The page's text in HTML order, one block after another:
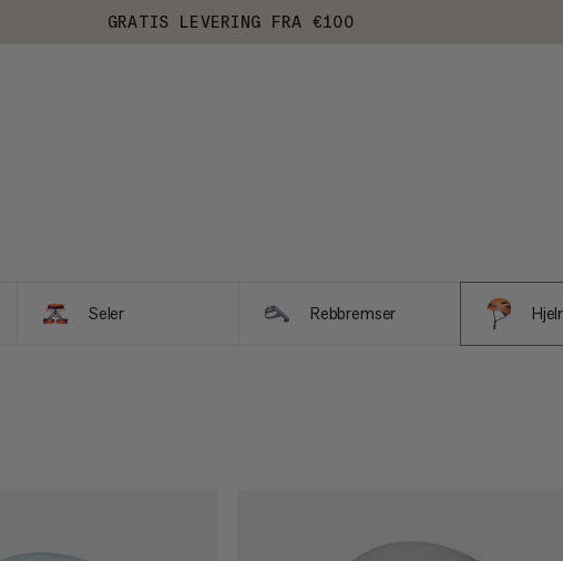
GRATIS LEVERING FRA €100
Seler Rebbremser